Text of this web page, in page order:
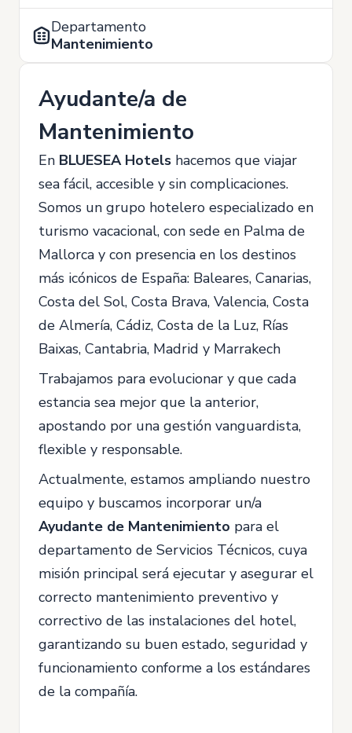
Departamento
Mantenimiento
Ayudante/a de
Mantenimiento
En BLUESEA Hotels hacemos que viajar
sea fácil, accesible y sin complicaciones.
Somos un grupo hotelero especializado en
turismo vacacional, con sede en Palma de
Mallorca y con presencia en los destinos
más icónicos de España: Baleares, Canarias,
Costa del Sol, Costa Brava, Valencia, Costa
de Almería, Cádiz, Costa de la Luz, Rías
Baixas, Cantabria, Madrid y Marrakech
Trabajamos para evolucionar y que cada
estancia sea mejor que la anterior,
apostando por una gestión vanguardista,
flexible y responsable.
Actualmente, estamos ampliando nuestro
equipo y buscamos incorporar un/a
Ayudante de Mantenimiento para el
departamento de Servicios Técnicos, cuya
misión principal será ejecutar y asegurar el
correcto mantenimiento preventivo y
correctivo de las instalaciones del hotel,
garantizando su buen estado, seguridad y
funcionamiento conforme a los estándares
de la compañía.